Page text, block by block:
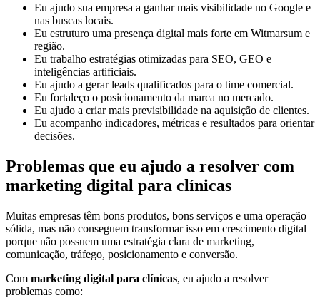
Eu ajudo sua empresa a ganhar mais visibilidade no Google e
nas buscas locais.
Eu estruturo uma presença digital mais forte em Witmarsum e
região.
Eu trabalho estratégias otimizadas para SEO, GEO e
inteligências artificiais.
Eu ajudo a gerar leads qualificados para o time comercial.
Eu fortaleço o posicionamento da marca no mercado.
Eu ajudo a criar mais previsibilidade na aquisição de clientes.
Eu acompanho indicadores, métricas e resultados para orientar
decisões.
Problemas que eu ajudo a resolver com
marketing digital para clínicas
Muitas empresas têm bons produtos, bons serviços e uma operação
sólida, mas não conseguem transformar isso em crescimento digital
porque não possuem uma estratégia clara de marketing,
comunicação, tráfego, posicionamento e conversão.
Com marketing digital para clínicas, eu ajudo a resolver
problemas como: